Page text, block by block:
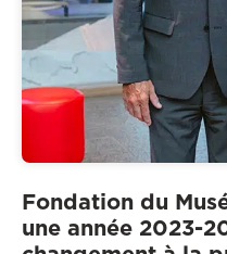
Fondation du
une année 2023-